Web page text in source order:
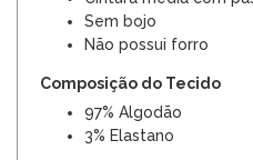
Sem bojo
Não possui forro
Composição do Tecido
97% Algodão
3% Elastano